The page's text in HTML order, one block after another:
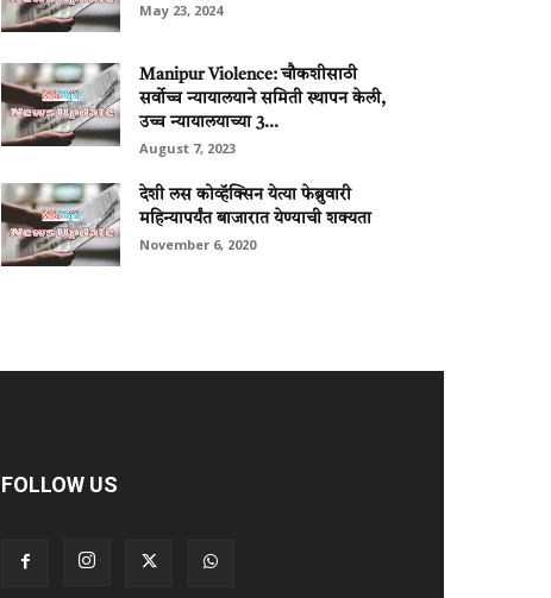
May 23, 2024
Manipur Violence: चौकशीसाठी
सर्वोच्च न्यायालयाने समिती स्थापन केली,
उच्च न्यायालयाच्या 3...
August 7, 2023
देशी लस कोव्हॅक्सिन येत्या फेब्रुवारी
महिन्यापर्यंत बाजारात येण्याची शक्यता
November 6, 2020
FOLLOW US